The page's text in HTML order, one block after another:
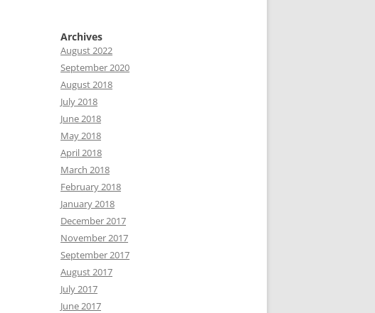
Archives
August 2022
September 2020
August 2018
July 2018
June 2018
May 2018
April 2018
March 2018
February 2018
January 2018
December 2017
November 2017
September 2017
August 2017
July 2017
June 2017